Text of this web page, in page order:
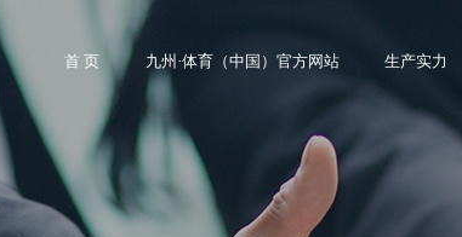
首 页 九州·体育（中国）官方网站 生产实力